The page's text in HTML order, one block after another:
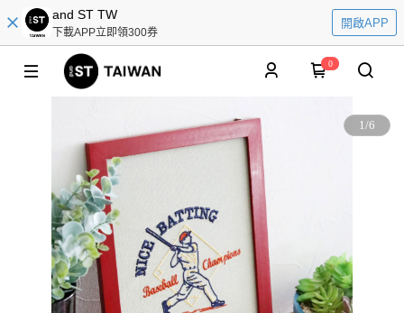
and ST TW
下載APP立即領300券
開啟APP
0
1/6